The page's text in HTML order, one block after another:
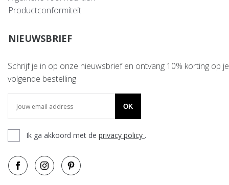
Productconformiteit
NIEUWSBRIEF
Schrijf je in op onze nieuwsbrief en ontvang 10% korting op je
volgende bestelling
OK
Ik ga akkoord met de privacy policy .